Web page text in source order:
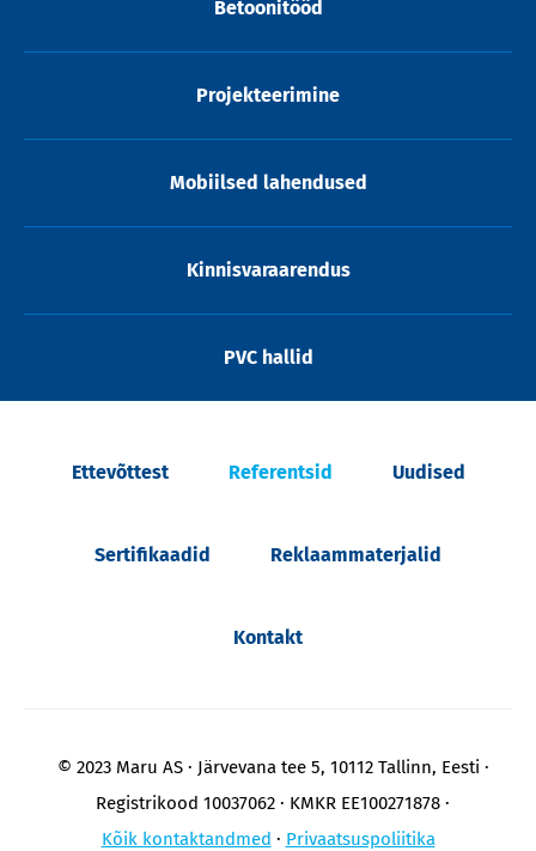
Betoonitööd
Projekteerimine
Mobiilsed lahendused
Kinnisvaraarendus
PVC hallid
Ettevõttest Referentsid Uudised
Sertifikaadid Reklaammaterjalid
Kontakt
© 2023 Maru AS
Järvevana tee 5, 10112 Tallinn, Eesti
Registrikood 10037062
KMKR EE100271878
Kõik kontaktandmed
Privaatsuspoliitika